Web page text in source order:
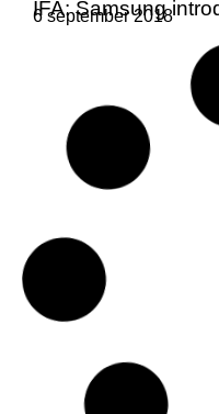
IFA: Samsung
6 september 2018